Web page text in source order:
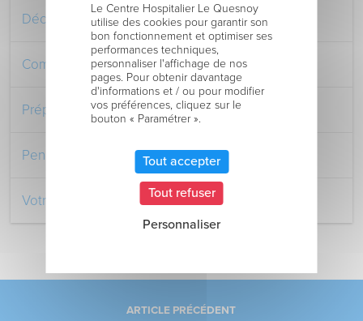
Découvrez le Centre Hospitalier
Comment venir au Centre Hospitalier
Préparer votre séjour à l’Hôpital
Pendant votre séjour à l’Hôpital
Votre retour au domicile
ARTICLE PRÉCÉDENT
Le Centre Hospitalier Le Quesnoy
utilise des cookies pour garantir son
bon fonctionnement et optimiser ses
performances techniques,
personnaliser l'affichage de nos
pages. Pour obtenir davantage
d'informations et / ou pour modifier
vos préférences, cliquez sur le
bouton « Paramétrer ».
Tout accepter
Tout refuser
Personnaliser